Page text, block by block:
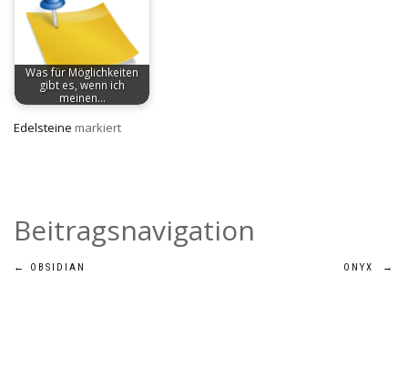
Was für Möglichkeiten
gibt es, wenn ich
meinen…
Edelsteine markiert
Beitragsnavigation
← OBSIDIAN ONYX →